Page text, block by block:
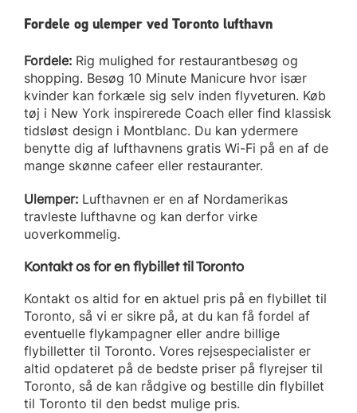
Fordele og ulemper ved Toronto lufthavn
Fordele: Rig mulighed for restaurantbesøg og
shopping. Besøg 10 Minute Manicure hvor især
kvinder kan forkæle sig selv inden flyveturen. Køb
tøj i New York inspirerede Coach eller find klassisk
tidsløst design i Montblanc. Du kan ydermere
benytte dig af lufthavnens gratis Wi-Fi på en af de
mange skønne cafeer eller restauranter.
Ulemper: Lufthavnen er en af Nordamerikas
travleste lufthavne og kan derfor virke
uoverkommelig.
Kontakt os for en flybillet til Toronto
Kontakt os altid for en aktuel pris på en flybillet til
Toronto, så vi er sikre på, at du kan få fordel af
eventuelle flykampagner eller andre billige
flybilletter til Toronto. Vores rejsespecialister er
altid opdateret på de bedste priser på flyrejser til
Toronto, så de kan rådgive og bestille din flybillet
til Toronto til den bedst mulige pris.